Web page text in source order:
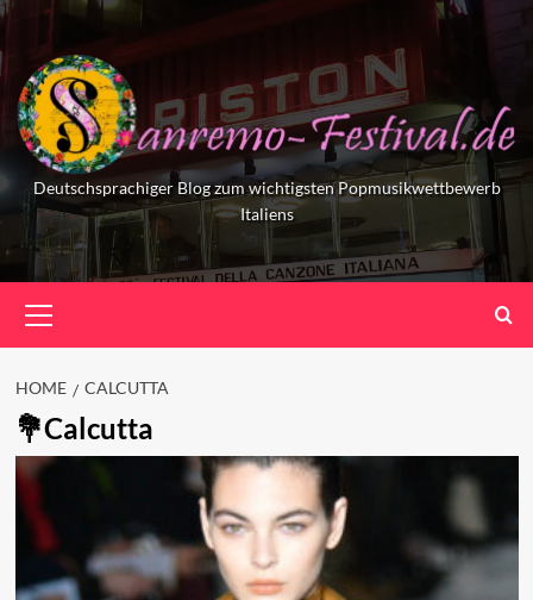
Skip
to
content
Deutschsprachiger Blog zum wichtigsten Popmusikwettbewerb
Italiens
Menu
HOME CALCUTTA
Calcutta